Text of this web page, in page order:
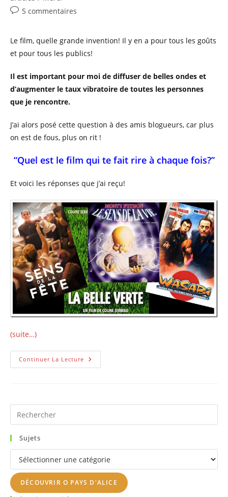
Commentaires
publication :
5 commentaires
Le film, quelle grande invention! Il y en a pour tous les goûts
et pour tous les publics!
Il est important pour moi de diffuser de belles ondes et
d’augmenter le taux vibratoire de toutes les personnes
que je rencontre.
J’ai alors posé cette question à des amis blogueurs, car plus
on est de fous, plus on rit !
“Quel est le film qui te fait rire à chaque fois?”
Et voici les réponses que j’ai reçu!
(suite…)
Continuer La Lecture Envie
De
Sujets
Sujets
DÉCOUVRIR O PAYS D'ALICE